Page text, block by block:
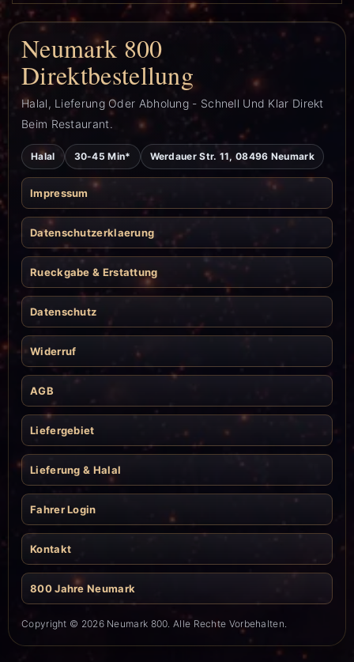
Neumark 800
Direktbestellung
Halal, Lieferung Oder Abholung - Schnell Und Klar Direkt
Beim Restaurant.
Halal 30-45 Min* Werdauer Str. 11, 08496 Neumark
Impressum
Datenschutzerklaerung
Rueckgabe & Erstattung
Datenschutz
Widerruf
AGB
Liefergebiet
Lieferung & Halal
Fahrer Login
Kontakt
800 Jahre Neumark
Copyright © 2026 Neumark 800. Alle Rechte Vorbehalten.